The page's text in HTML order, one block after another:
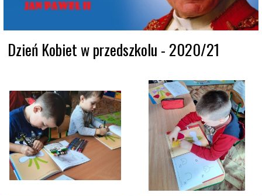
Dzień Kobiet w przedszkolu - 2020/21